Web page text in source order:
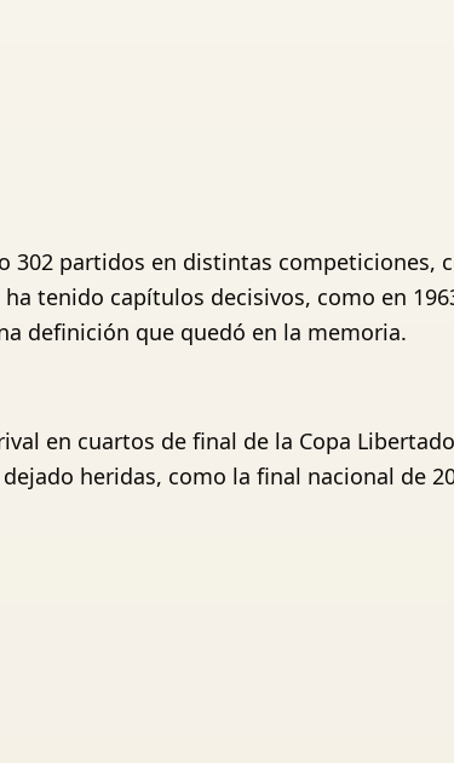
302 partidos en distintas competiciones,
tenido capítulos decisivos, como en
definición que quedó en la memoria.
en cuartos de final de la Copa
heridas, como la final nacional de